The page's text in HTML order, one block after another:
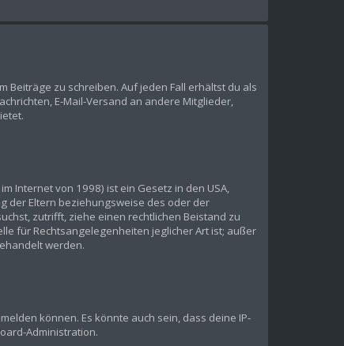
Beiträge zu schreiben. Auf jeden Fall erhältst du als
E-Mail-Versand an andere Mitglieder,
Internet von 1998) ist ein Gesetz in den USA,
der Eltern beziehungsweise des oder der
zutrifft, ziehe einen rechtlichen Beistand zu
für Rechtsangelegenheiten jeglicher Art ist; außer
werden.
können. Es könnte auch sein, dass deine IP-
Administration.